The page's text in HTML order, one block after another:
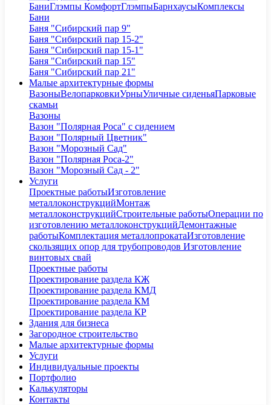
БаниГлэмпы КомфортГлэмпыБарнхаусыКомплексы
Бани
Баня "Сибирский пар 9"
Баня "Сибирский пар 15-2"
Баня "Сибирский пар 15-1"
Баня "Сибирский пар 15"
Баня "Сибирский пар 21"
Малые архитектурные формы
ВазоныВелопарковкиУрныУличные сиденьяПарковые
скамьи
Вазоны
Вазон "Полярная Роса" с сидением
Вазон "Полярный Цветник"
Вазон "Морозный Сад"
Вазон "Полярная Роса-2"
Вазон "Морозный Сад - 2"
Услуги
Проектные работыИзготовление
металлоконструкцийМонтаж
металлоконструкцийСтроительные работыОперации по
изготовлению металлоконструкцийДемонтажные
работыКомплектация металлопрокатаИзготовление
скользящих опор для трубопроводов Изготовление
винтовых свай
Проектные работы
Проектирование раздела КЖ
Проектирование раздела КМД
Проектирование раздела КМ
Проектирование раздела КР
Здания для бизнеса
Загородное строительство
Малые архитектурные формы
Услуги
Индивидуальные проекты
Портфолио
Калькуляторы
Контакты